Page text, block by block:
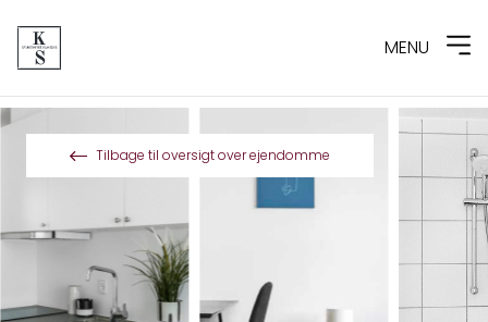
Spring til indhold
MENU
Tilbage til oversigt over ejendomme